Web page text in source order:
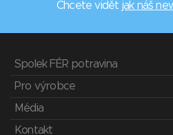
Chcete vidět jak náš
Spolek FÉR potravina
Pro výrobce
Média
Kontakt